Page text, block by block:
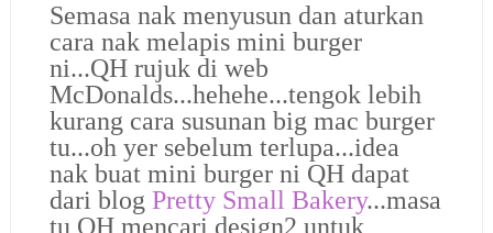
Semasa nak menyusun dan aturkan
cara nak melapis mini burger
ni...QH rujuk di web
McDonalds...hehehe...tengok lebih
kurang cara susunan big mac burger
tu...oh yer sebelum terlupa...idea
nak buat mini burger ni QH dapat
dari blog Pretty Small Bakery...masa
tu QH mencari design2 untuk